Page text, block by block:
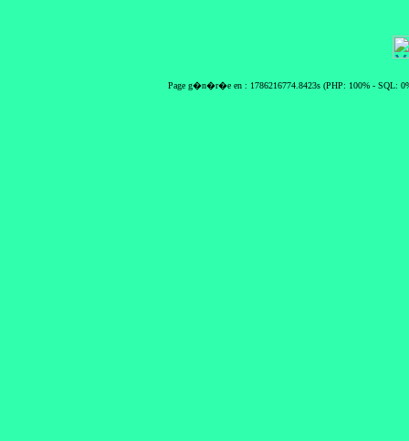
Page g�n�r�e en : 1786216774.8423s (PHP: 100% - SQL: